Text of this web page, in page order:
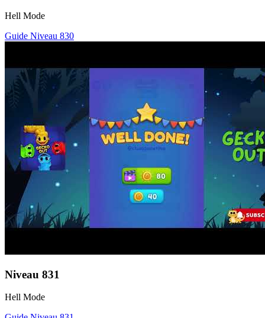
Hell Mode
Guide Niveau 830
Niveau 831
Hell Mode